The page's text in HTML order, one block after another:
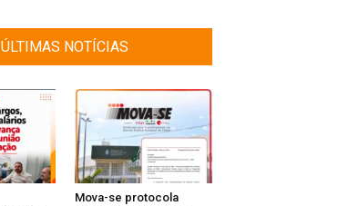
ÚLTIMAS NOTÍCIAS
Mova-se protocola